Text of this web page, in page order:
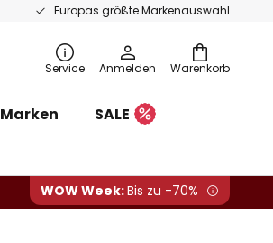
Europas größte Markenauswahl
Warenkorb
Service Anmelden
Marken
SALE
WOW Week:Bis zu -70%